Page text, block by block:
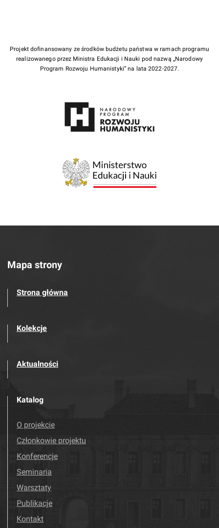
Projekt dofinansowany ze środków budżetu państwa w ramach programu
realizowanego przez Ministra Edukacji i Nauki pod nazwą „Narodowy
Program Rozwoju Humanistyki” na lata 2022-2027.
Mapa strony
Strona główna
Kolekcje
Aktualności
Katalog
O projekcie
Członkowie projektu
Konferencje
Seminaria
Warsztaty
Publikacje
Kontakt